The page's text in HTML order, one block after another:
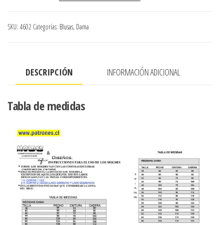
manga
SKU: 4602 Categorías: Blusas, Dama
DESCRIPCIÓN INFORMACIÓN ADICIONAL
Tabla de medidas